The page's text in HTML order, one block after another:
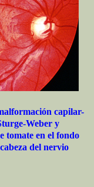
capilar-
Weber y
tomate en el fondo
del nervio